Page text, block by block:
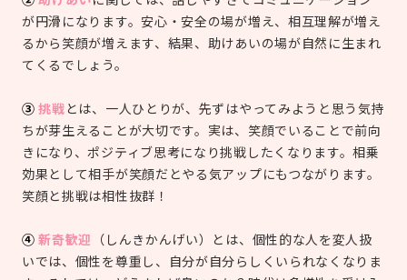
が円滑になります。安心・安全の場が増え、相互理解が増え
るから笑顔が増えます、結果、助けあいの場が自然に生まれ
てくるでしょう。
③ 挑戦とは、一人ひとりが、先ずはやってみようと思う気持
ちが芽生えることが大切です。実は、笑顔でいることで前向
きになり、ポジティブ思考になり挑戦したくなります。相乗
効果として相手が笑顔だとやる気アップにもつながります。
笑顔と挑戦は相性抜群！
④ 新奇歓迎 （しんきかんげい）とは、個性的な人を変人扱
いでは、個性を尊重し、自分が自分らしくいられなくなりま